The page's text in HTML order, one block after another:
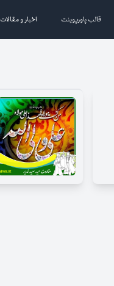
قالب پاورپوینت اخبار و مقالات